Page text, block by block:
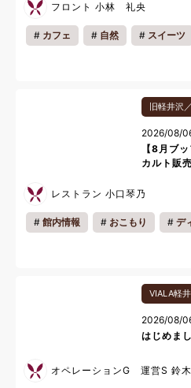
フロント 小林 礼央
カフェ 自然 スイーツ
旧軽井沢
2026/08/
【8月ブ
カルト販
レストラン 小口琴乃
館内情報 おこもり デ
VIALA軽
2026/08/
はじめま
オペレーションG 運営S 鈴